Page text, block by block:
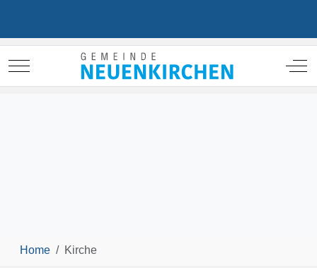
Mobile Menu Toggle Off-
Home Kirche